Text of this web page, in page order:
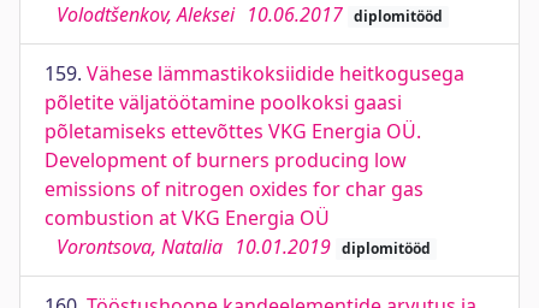
Volodtšenkov, Aleksei 10.06.2017 diplomitööd
159. Vähese lämmastikoksiidide heitkogusega
põletite väljatöötamine poolkoksi gaasi
põletamiseks ettevõttes VKG Energia OÜ.
Development of burners producing low
emissions of nitrogen oxides for char gas
combustion at VKG Energia OÜ
Vorontsova, Natalia 10.01.2019 diplomitööd